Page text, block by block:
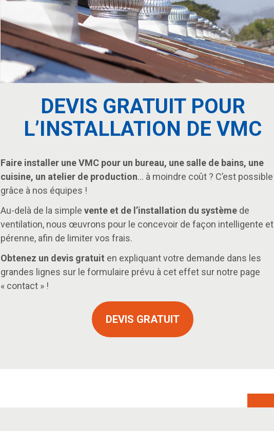
DEVIS GRATUIT POUR
L’INSTALLATION DE VMC
Faire installer une VMC pour un bureau, une salle de bains, une
cuisine, un atelier de production… à moindre coût ? C’est possible
grâce à nos équipes !
Au-delà de la simple vente et de l’installation du systèmede
ventilation, nous œuvrons pour le concevoir de façon intelligente et
pérenne, afin de limiter vos frais.
Obtenez un devis gratuit en expliquant votre demande dans les
grandes lignes sur le formulaire prévu à cet effet sur notre page
« contact » !
DEVIS GRATUIT